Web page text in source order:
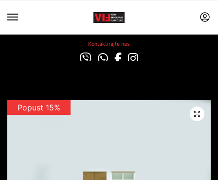
Kontaktirajte nas
Popust 15%